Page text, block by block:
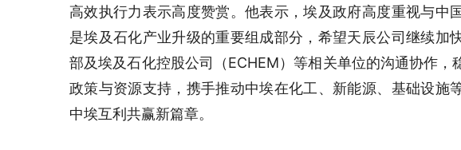
高效执行力表示高度赞赏。他表示，埃及政府高度重视与中
是埃及石化产业升级的重要组成部分，希望天辰公司继续加
部及埃及石化控股公司（ECHEM）等相关单位的沟通协作
政策与资源支持，携手推动中埃在化工、新能源、基础设施
中埃互利共赢新篇章。